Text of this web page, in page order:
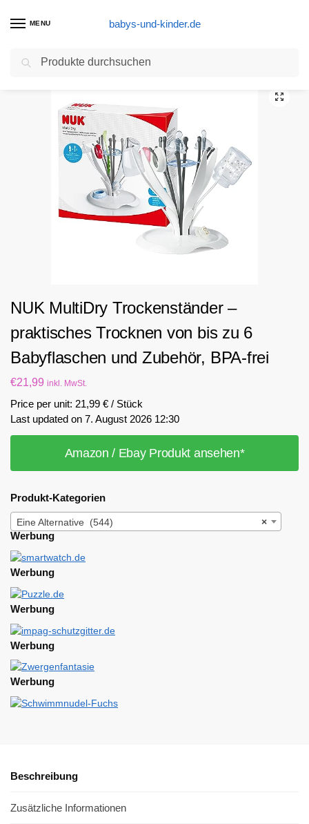
MENU babys-und-kinder.de
Start Eine Alternative / NUK MultiDry Trockenständer – praktisches Trocknen von bis zu 6 Babyflaschen und Zubehör, BPA-frei
NUK MultiDry Trockenständer –
praktisches Trocknen von bis zu 6
Babyflaschen und Zubehör, BPA-frei
€21,99 inkl. MwSt.
Price per unit: 21,99 € / Stück
Last updated on 7. August 2026 12:30
Amazon / Ebay Produkt ansehen*
Produkt-Kategorien
×
Eine Alternative (544)
Werbung
Werbung
Werbung
Werbung
Werbung
Beschreibung
Zusätzliche Informationen